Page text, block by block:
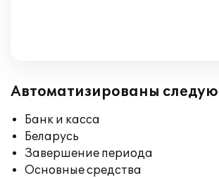
Автоматизированы
Банк и касса
Беларусь
Завершение периода
Основные средства